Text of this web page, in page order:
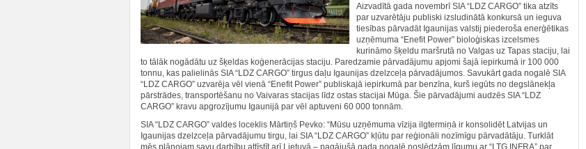
Aizvadītā gada novembrī SIA “LDZ CARGO” tika atzīts
par uzvarētāju publiski izsludinātā konkursā un ieguva
tiesības pārvadāt Igaunijas valstij piederoša enerģētikas
uzņēmuma “Enefit Power” bioloģiskas izcelsmes
kurināmo šķeldu maršrutā no Valgas uz Tapas staciju, lai
to tālāk nogādātu uz šķeldas koģenerācijas staciju. Paredzamie pārvadājumu apjomi šajā iepirkumā ir 100 000
tonnu, kas palielinās SIA “LDZ CARGO” tirgus daļu Igaunijas dzelzceļa pārvadājumos. Savukārt gada nogalē SIA
“LDZ CARGO” uzvarēja vēl vienā “Enefit Power” publiskajā iepirkumā par benzīna, kurš iegūts no degslānekļa
pārstrādes, transportēšanu no Vaivaras stacijas līdz ostas stacijai Mūga. Šie pārvadājumi audzēs SIA “LDZ
CARGO” kravu apgrozījumu Igaunijā par vēl aptuveni 60 000 tonnām.
SIA “LDZ CARGO” valdes loceklis Mārtiņš Pevko: “Mūsu uzņēmuma vīzija ilgtermiņā ir konsolidēt Latvijas un
Igaunijas dzelzceļa pārvadājumu tirgu, lai SIA “LDZ CARGO” kļūtu par reģionāli nozīmīgu pārvadātāju. Turklāt
mēs plānojam savu darbību attīstīt arī Lietuvā – pagājušā gada nogalē noslēdzām līgumu ar “LTG INFRA” par